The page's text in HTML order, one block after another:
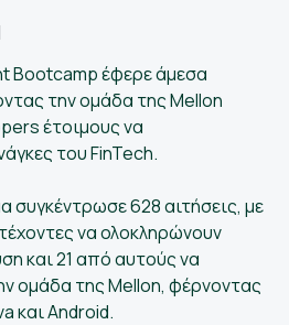
Bootcamp έφερε άμεσα
την ομάδα της Mellon
έτοιμους να
του FinTech.
συγκέντρωσε 628 αιτήσεις, με
να ολοκληρώνουν
και 21 από αυτούς να
ομάδα της Mellon, φέρνοντας
και Android.